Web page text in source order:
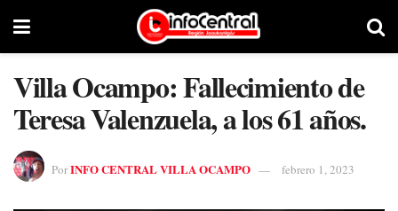
Villa Ocampo: Fallecimiento de
Teresa Valenzuela, a los 61 años.
PorINFO CENTRAL VILLA OCAMPO febrero 1, 2023